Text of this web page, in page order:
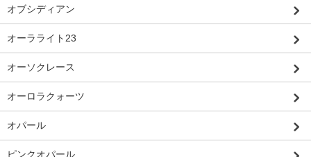
オブシディアン
オーラライト23
オーソクレース
オーロラクォーツ
オパール
ピンクオパール